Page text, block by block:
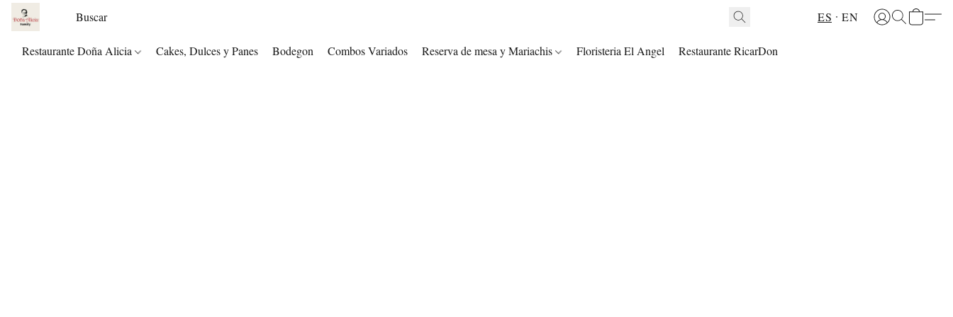
ES EN
Restaurante Doña Alicia Cakes, Dulces y Panes Bodegon Combos Variados Reserva de mesa y Mariachis Floristeria El Angel Restaurante RicarDon